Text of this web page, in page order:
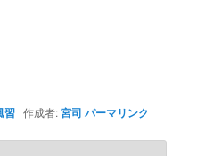
習 作成者:宮司 パーマリンク